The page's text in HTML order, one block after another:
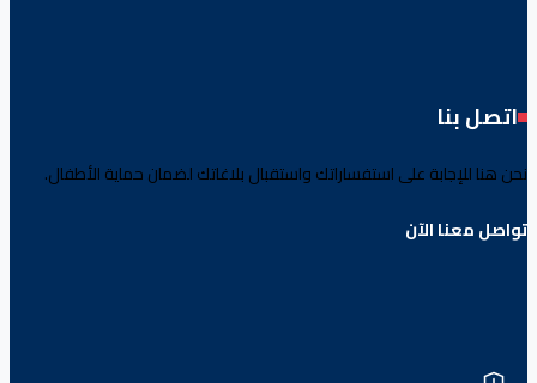
اتصل بنا
نحن هنا للإجابة على استفساراتك واستقبال بلاغاتك لضمان حماية الأطفال.
تواصل معنا الآن